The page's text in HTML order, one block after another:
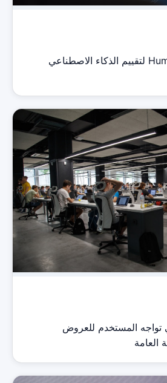
منصة عرض Humanoid لتقييم الذكاء الاصطناعي
تواجه المستخدم للعروض
العامة